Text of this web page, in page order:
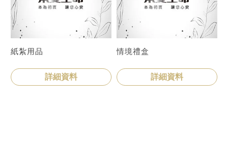
紙紮用品
詳細資料
情境禮盒
詳細資料